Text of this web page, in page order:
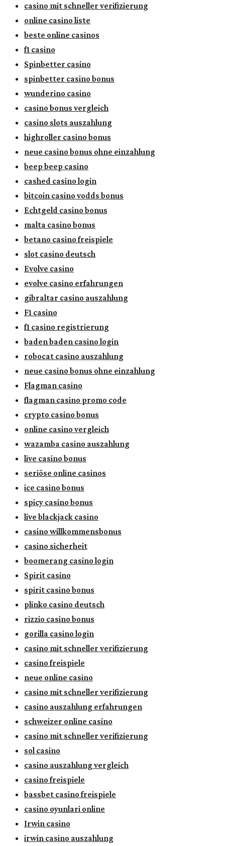
casino mit schneller verifizierung
online casino liste
beste online casinos
f1 casino
Spinbetter casino
spinbetter casino bonus
wunderino casino
casino bonus vergleich
casino slots auszahlung
highroller casino bonus
neue casino bonus ohne einzahlung
beep beep casino
cashed casino login
bitcoin casino vodds bonus
Echtgeld casino bonus
malta casino bonus
betano casino freispiele
slot casino deutsch
Evolve casino
evolve casino erfahrungen
gibraltar casino auszahlung
F1 casino
f1 casino registrierung
baden baden casino login
robocat casino auszahlung
neue casino bonus ohne einzahlung
Flagman casino
flagman casino promo code
crypto casino bonus
online casino vergleich
wazamba casino auszahlung
live casino bonus
seriöse online casinos
ice casino bonus
spicy casino bonus
live blackjack casino
casino willkommensbonus
casino sicherheit
boomerang casino login
Spirit casino
spirit casino bonus
plinko casino deutsch
rizzio casino bonus
gorilla casino login
casino mit schneller verifizierung
casino freispiele
neue online casino
casino mit schneller verifizierung
casino auszahlung erfahrungen
schweizer online casino
casino mit schneller verifizierung
sol casino
casino auszahlung vergleich
casino freispiele
bassbet casino freispiele
casino oyunlari online
Irwin casino
irwin casino auszahlung